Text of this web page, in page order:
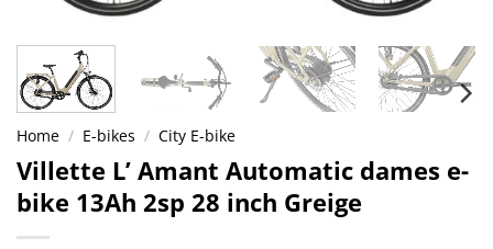
Home / E-bikes / City E-bike
Villette L’ Amant Automatic dames e-
bike 13Ah 2sp 28 inch Greige